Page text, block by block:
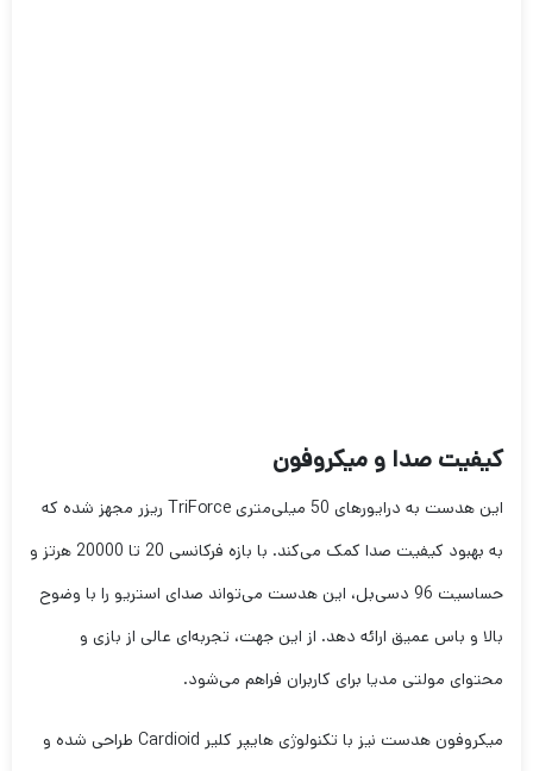
کیفیت صدا و میکروفون
این هدست به درایورهای 50 میلی‌متری TriForce ریزر مجهز شده که
به بهبود کیفیت صدا کمک می‌کند. با بازه فرکانسی 20 تا 20000 هرتز و
حساسیت 96 دسی‌بل، این هدست می‌تواند صدای استریو را با وضوح
بالا و باس عمیق ارائه دهد. از این جهت، تجربه‌ای عالی از بازی و
محتوای مولتی مدیا برای کاربران فراهم می‌شود.
میکروفون هدست نیز با تکنولوژی هایپر کلیر Cardioid طراحی شده و